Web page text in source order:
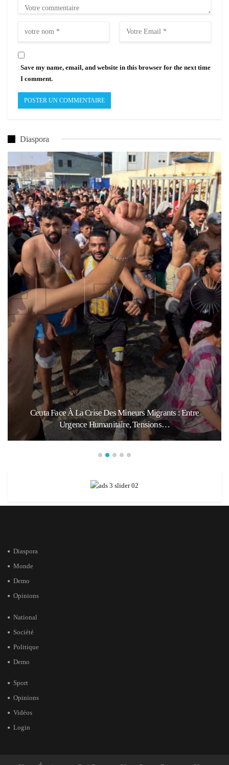
Save my name, email, and website in this browser for the next time
I comment.
Diaspora
Ceuta Face À La Crise Des Mineurs Migrants : Entre
Urgence Humanitaire, Tensions…
Diaspora
Monde
Demo
Opinions
National
Société
Politique
Demo
Sport
Opinions
Vidéos
Login